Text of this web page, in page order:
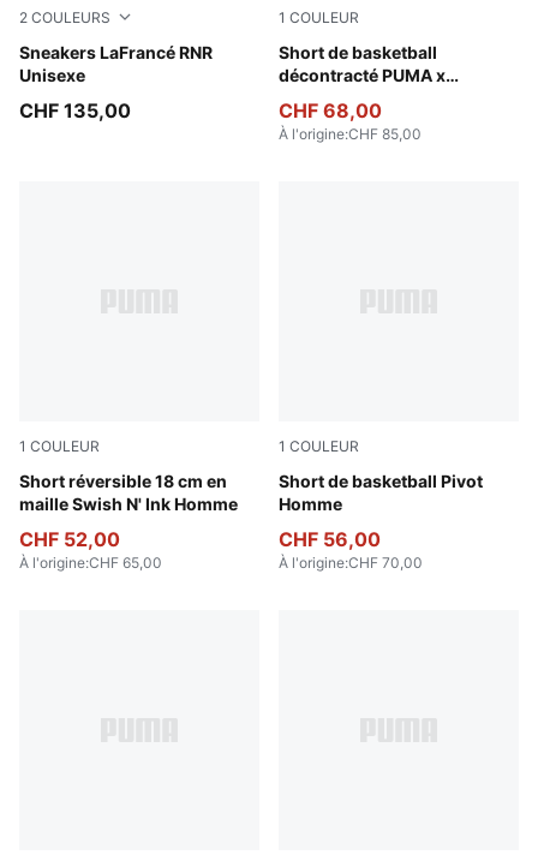
2 COULEURS
Sneakers LaFrancé RNR
Unisexe
Ultra Blue-Sea Glass
CHF 135,00
1 COULEUR
Short de basketball
décontracté PUMA x
PUMA Black-AOP
CHF 68,00
À l'origine:CHF 85,00
1 COULEUR
Short réversible 18 cm en
maille Swish N' Ink Homme
PUMA Black-AOP
CHF 52,00
À l'origine:CHF 65,00
1 COULEUR
Short de basketball Pivot
Homme
Puma Black
CHF 56,00
À l'origine:CHF 70,00